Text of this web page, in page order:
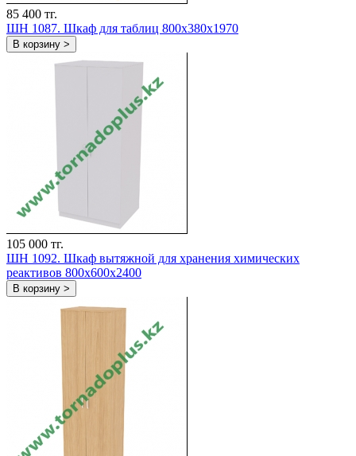
85 400 тг.
ШH 1087. Шкаф для таблиц 800х380х1970
В корзину >
105 000 тг.
ШH 1092. Шкаф вытяжной для хранения химических
реактивов 800х600х2400
В корзину >